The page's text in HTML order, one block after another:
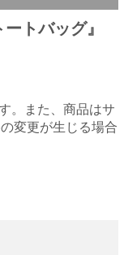
トバッグ』
。また、商品はサ
変更が生じる場合